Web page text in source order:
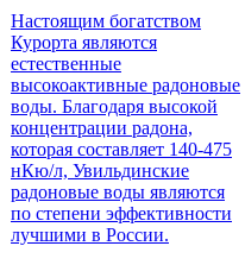
Настоящим богатством
Курорта являются
естественные
высокоактивные радоновые
воды. Благодаря высокой
концентрации радона,
которая составляет 140-475
нКю/л, Увильдинские
радоновые воды являются
по степени эффективности
лучшими в России.